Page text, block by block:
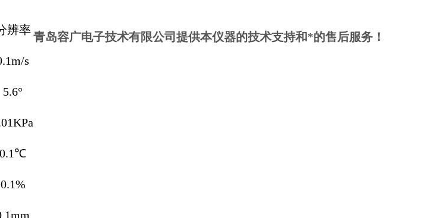
辨率
s
5.6°
0.1℃
0.1%
青岛容广电子技术有限公司提供本仪器的技术支持和*的售后服务！